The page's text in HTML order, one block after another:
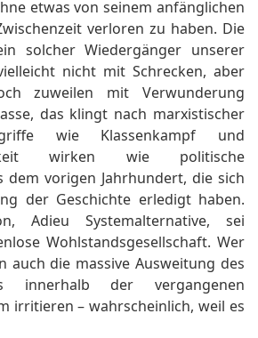
etwas von seinem anfänglichen
verloren zu haben. Die
solcher Wiedergänger unserer
nicht mit Schrecken, aber
zuweilen mit Verwunderung
das klingt nach marxistischer
wie Klassenkampf und
wirken wie politische
dem vorigen Jahrhundert, die sich
der Geschichte erledigt haben.
Adieu Systemalternative, sei
Wohlstandsgesellschaft. Wer
auch die massive Ausweitung des
innerhalb der vergangenen
irritieren – wahrscheinlich, weil es